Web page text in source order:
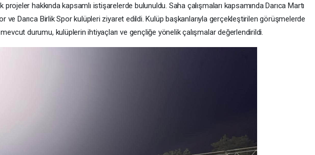
projeler hakkında kapsamlı istişarelerde bulunuldu. Saha çalışmaları kapsamında Darıca Martı
ve Darıca Birlik Spor kulüpleri ziyaret edildi. Kulüp başkanlarıyla gerçekleştirilen görüşmelerde
durumu, kulüplerin ihtiyaçları ve gençliğe yönelik çalışmalar değerlendirildi.